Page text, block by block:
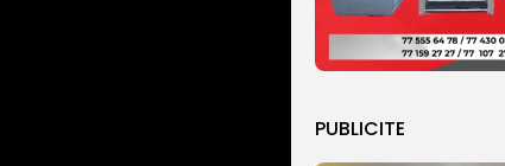
PUBLICITE